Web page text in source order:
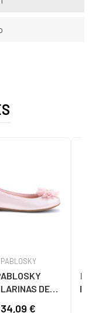
PABLOSKY
DE
34,09 €